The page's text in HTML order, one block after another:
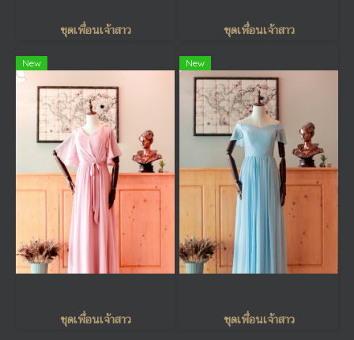
ชุดเพื่อนเจ้าสาว ชุดเพื่อนเจ้าสาว
New
ชุดเพื่อนเจ้าสาว
New
ชุดเพื่อนเจ้าสาว